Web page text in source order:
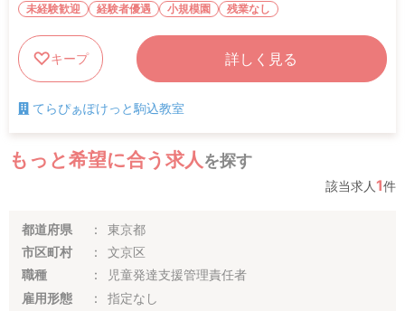
未経験歓迎 経験者優遇 小規模園 残業なし
キープ 詳しく見る
てらぴぁぽけっと駒込教室
もっと希望に合う求人を探す
該当求人1件
都道府県
東京都
市区町村
文京区
職種
児童発達支援管理責任者
雇用形態
指定なし